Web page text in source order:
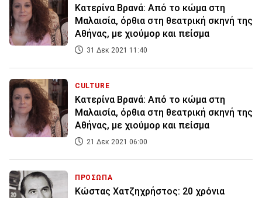
Κατερίνα Βρανά: Από το κώμα στη
Μαλαισία, όρθια στη θεατρική σκηνή της
Αθήνας, με χιούμορ και πείσμα
31 Δεκ 2021 11:40
CULTURE
Κατερίνα Βρανά: Από το κώμα στη
Μαλαισία, όρθια στη θεατρική σκηνή της
Αθήνας, με χιούμορ και πείσμα
21 Δεκ 2021 06:00
ΠΡΟΣΩΠΑ
Κώστας Χατζηχρήστος: 20 χρόνια